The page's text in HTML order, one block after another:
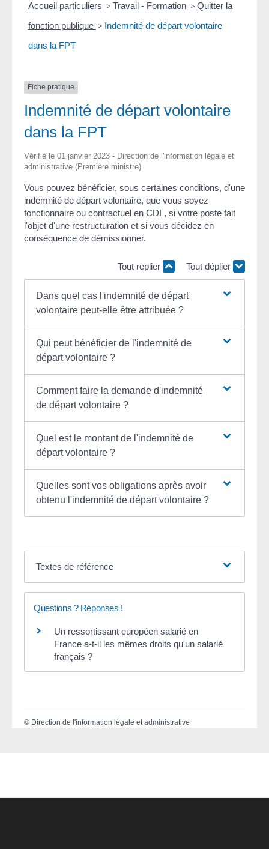
Accueil particuliers > Travail - Formation > Quitter la
fonction publique > Indemnité de départ volontaire
dans la FPT
Fiche pratique
Indemnité de départ volontaire
dans la FPT
Vérifié le 01 janvier 2023 - Direction de l'information légale et
administrative (Première ministre)
Vous pouvez bénéficier, sous certaines conditions, d'une
indemnité de départ volontaire, que vous soyez
fonctionnaire ou contractuel en CDI , si votre poste fait
l'objet d'une restructuration et si vous décidez en
conséquence de démissionner.
Tout replier Tout déplier
Dans quel cas l'indemnité de départ
volontaire peut-elle être attribuée ?
Qui peut bénéficier de l'indemnité de
départ volontaire ?
Comment faire la demande d'indemnité
de départ volontaire ?
Quel est le montant de l'indemnité de
départ volontaire ?
Quelles sont vos obligations après avoir
obtenu l'indemnité de départ volontaire ?
Textes de référence
Questions ? Réponses !
Un ressortissant européen salarié en
France a-t-il les mêmes droits qu'un salarié
français ?
© Direction de l'information légale et administrative